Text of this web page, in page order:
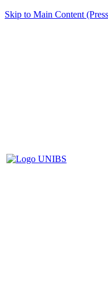
Skip to Main Content